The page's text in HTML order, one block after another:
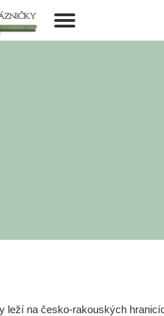
Toggle
leží na česko-rakouských